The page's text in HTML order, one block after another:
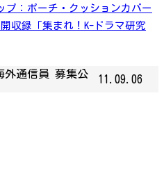
プ：ポーチ・クッションカバー
収録「集まれ！K-ドラマ研究
外通信員 募集公
11.09.06